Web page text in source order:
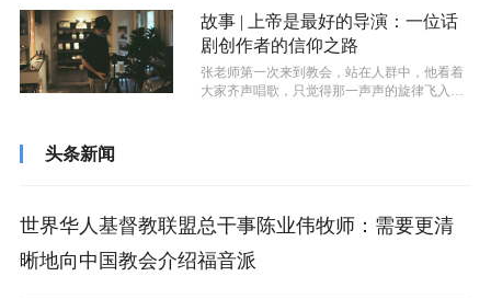
故事 | 上帝是最好的导演：一位话
剧创作者的信仰之路
张老师第一次来到教会，站在人群中，他看着
大家齐声唱歌，只觉得那一声声的旋律飞入耳
头条新闻
世界华人基督教联盟总干事陈业伟牧师：需要更清
晰地向中国教会介绍福音派